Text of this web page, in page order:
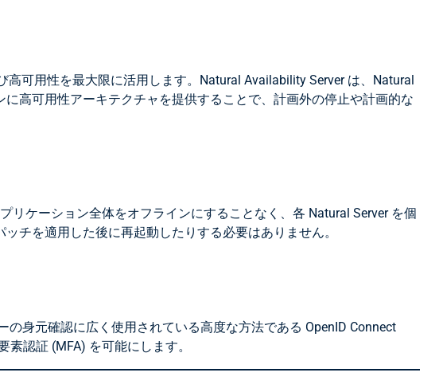
可用性を最大限に活用します。Natural Availability Server は、Natural
高可用性アーキテクチャを提供することで、計画外の停止や計画的な
ケーション全体をオフラインにすることなく、各 Natural Server を個
チを適用した後に再起動したりする必要はありません。
身元確認に広く使用されている高度な方法である OpenID Connect
認証 (MFA) を可能にします。